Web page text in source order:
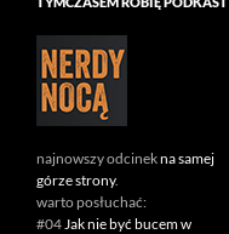
najnowszy odcinekna samej
górze strony.
warto posłuchać:
#04Jak nie być bucem w